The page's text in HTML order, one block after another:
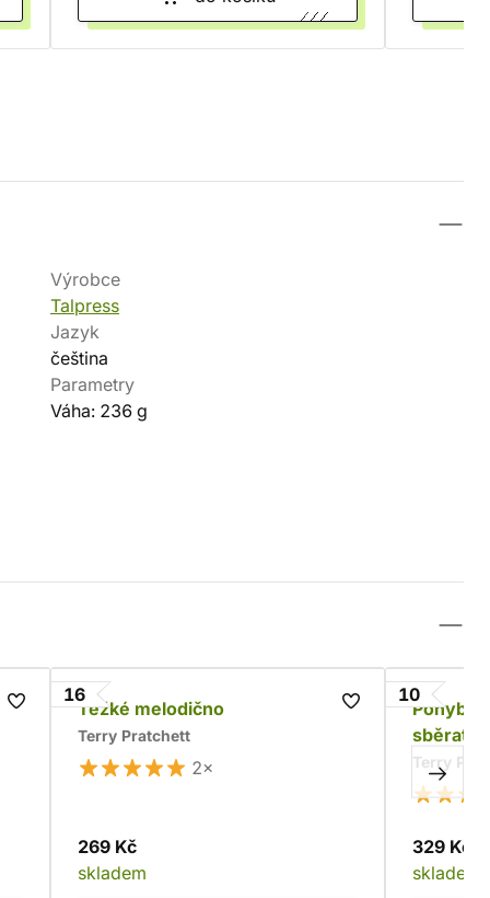
Výrobce
Talpress
Jazyk
čeština
Parametry
Váha: 236 g
16
Těžké melodično
Terry Pratchett
2×
269 Kč
skladem
10
Terry
329 Kč
skladem